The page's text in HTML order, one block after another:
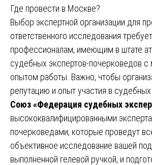
Где провести в Москве?
Выбор экспертной организации для
ответственного исследования
профессионалам, имеющим в штате
судебных экспертов-почерковедов с
опытом работы. Важно, чтобы
репутацию и опыт участия в
Союз «Федерация судебных
высококвалифицированными
почерковедами, которые проведут
объективное исследование вашей
выполненной гелевой ручкой, и